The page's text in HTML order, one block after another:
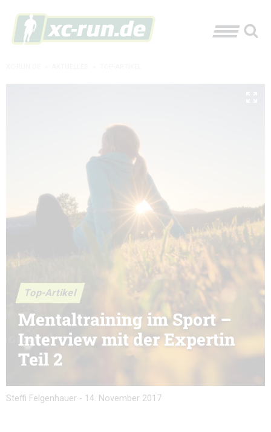
Top-Artikel
Mentaltraining im Sport –
Interview mit der Expertin
Teil 2
Steffi Felgenhauer - 14. November 2017